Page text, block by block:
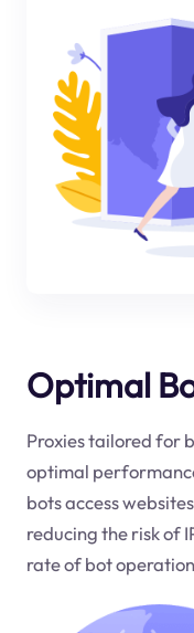
Optimal
Proxies tailored for
optimal
bots access
reducing the risk of
rate of bot